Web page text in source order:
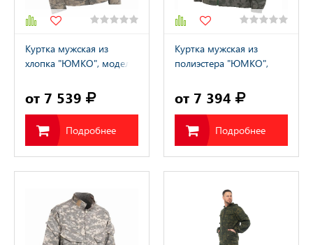
Куртка мужская из
хлопка "ЮМКО", модель
от 7 539
Подробнее
Куртка мужская из
полиэстера "ЮМКО",
"YUMCO"
от 7 394
Подробнее